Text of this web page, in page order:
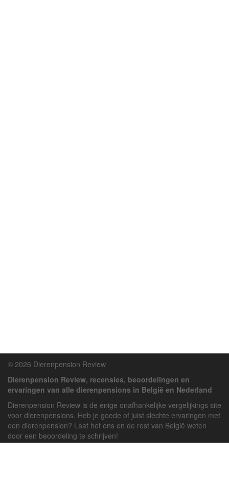
© 2026 Dierenpension Review
Dierenpension Review, recensies, beoordelingen en
ervaringen van alle dierenpensions in België en Nederland
Dierenpension Review is de enige onafhankelijke vergelijkings site
voor dierenpensions. Heb je goede of juist slechte ervaringen met
een dierenpension? Laat het ons en de rest van België weten
door een beoordeling te schrijven!